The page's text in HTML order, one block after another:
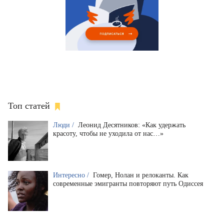
Топ статей
Люди / Леонид Десятников: «Как удержать
красоту, чтобы не уходила от нас…»
Интересно / Гомер, Нолан и релоканты. Как
современные эмигранты повторяют путь Одиссея